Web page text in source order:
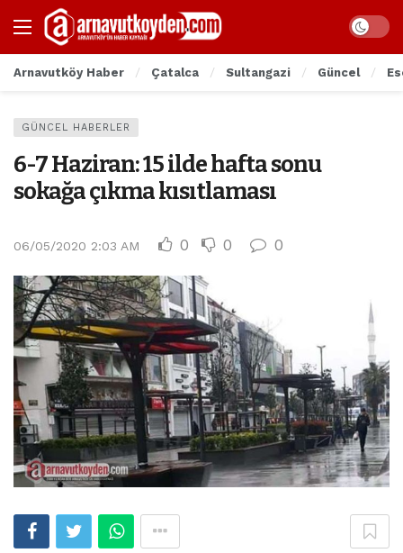
Arnavutköy Haber Çatalca Sultangazi Güncel
GÜNCEL HABERLER
6-7 Haziran: 15 ilde hafta sonu
sokağa çıkma kısıtlaması
06/05/2020 2:03 AM 0 0 0